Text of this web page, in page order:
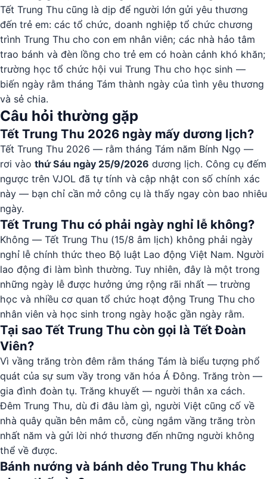
Tết Trung Thu cũng là dịp để người lớn gửi yêu thương
đến trẻ em: các tổ chức, doanh nghiệp tổ chức chương
trình Trung Thu cho con em nhân viên; các nhà hảo tâm
trao bánh và đèn lồng cho trẻ em có hoàn cảnh khó khăn;
trường học tổ chức hội vui Trung Thu cho học sinh —
biến ngày rằm tháng Tám thành ngày của tình yêu thương
và sẻ chia.
Câu hỏi thường gặp
Tết Trung Thu 2026 ngày mấy dương lịch?
Tết Trung Thu 2026 — rằm tháng Tám năm Bính Ngọ —
rơi vào thứ Sáu ngày 25/9/2026 dương lịch. Công cụ đếm
ngược trên VJOL đã tự tính và cập nhật con số chính xác
này — bạn chỉ cần mở công cụ là thấy ngay còn bao nhiêu
ngày.
Tết Trung Thu có phải ngày nghỉ lễ không?
Không — Tết Trung Thu (15/8 âm lịch) không phải ngày
nghỉ lễ chính thức theo Bộ luật Lao động Việt Nam. Người
lao động đi làm bình thường. Tuy nhiên, đây là một trong
những ngày lễ được hưởng ứng rộng rãi nhất — trường
học và nhiều cơ quan tổ chức hoạt động Trung Thu cho
nhân viên và học sinh trong ngày hoặc gần ngày rằm.
Tại sao Tết Trung Thu còn gọi là Tết Đoàn
Viên?
Vì vầng trăng tròn đêm rằm tháng Tám là biểu tượng phổ
quát của sự sum vầy trong văn hóa Á Đông. Trăng tròn —
gia đình đoàn tụ. Trăng khuyết — người thân xa cách.
Đêm Trung Thu, dù đi đâu làm gì, người Việt cũng cố về
nhà quây quần bên mâm cỗ, cùng ngắm vầng trăng tròn
nhất năm và gửi lời nhớ thương đến những người không
thể về được.
Bánh nướng và bánh dẻo Trung Thu khác